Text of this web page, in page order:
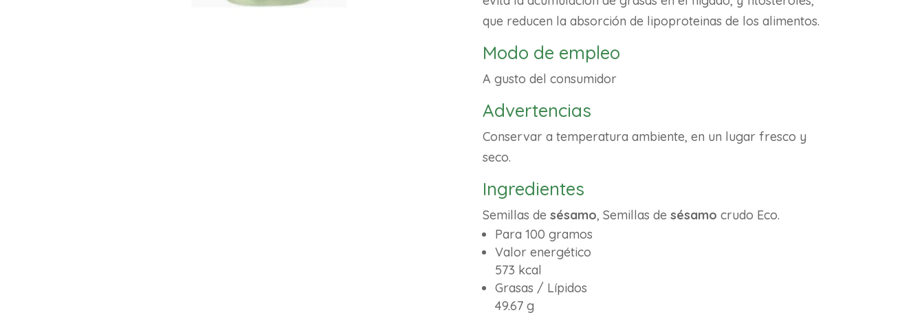
que reducen la absorción de lipoproteinas de los alimentos.
Modo de empleo
A gusto del consumidor
Advertencias
Conservar a temperatura ambiente, en un lugar fresco y
seco.
Ingredientes
Semillas de sésamo, Semillas de sésamo crudo Eco.
Para 100 gramos
Valor energético
573 kcal
Grasas / Lípidos
49.67 g